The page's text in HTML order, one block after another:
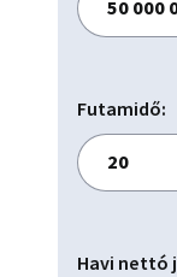
Futamidő:
Havi nettó